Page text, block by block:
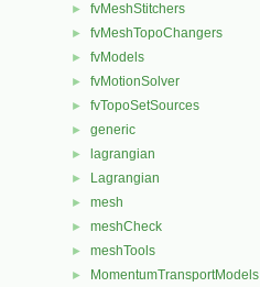
► fvMeshStitchers
► fvMeshTopoChangers
► fvModels
► fvMotionSolver
► fvTopoSetSources
► generic
► lagrangian
► Lagrangian
► mesh
► meshCheck
► meshTools
► MomentumTransportModels